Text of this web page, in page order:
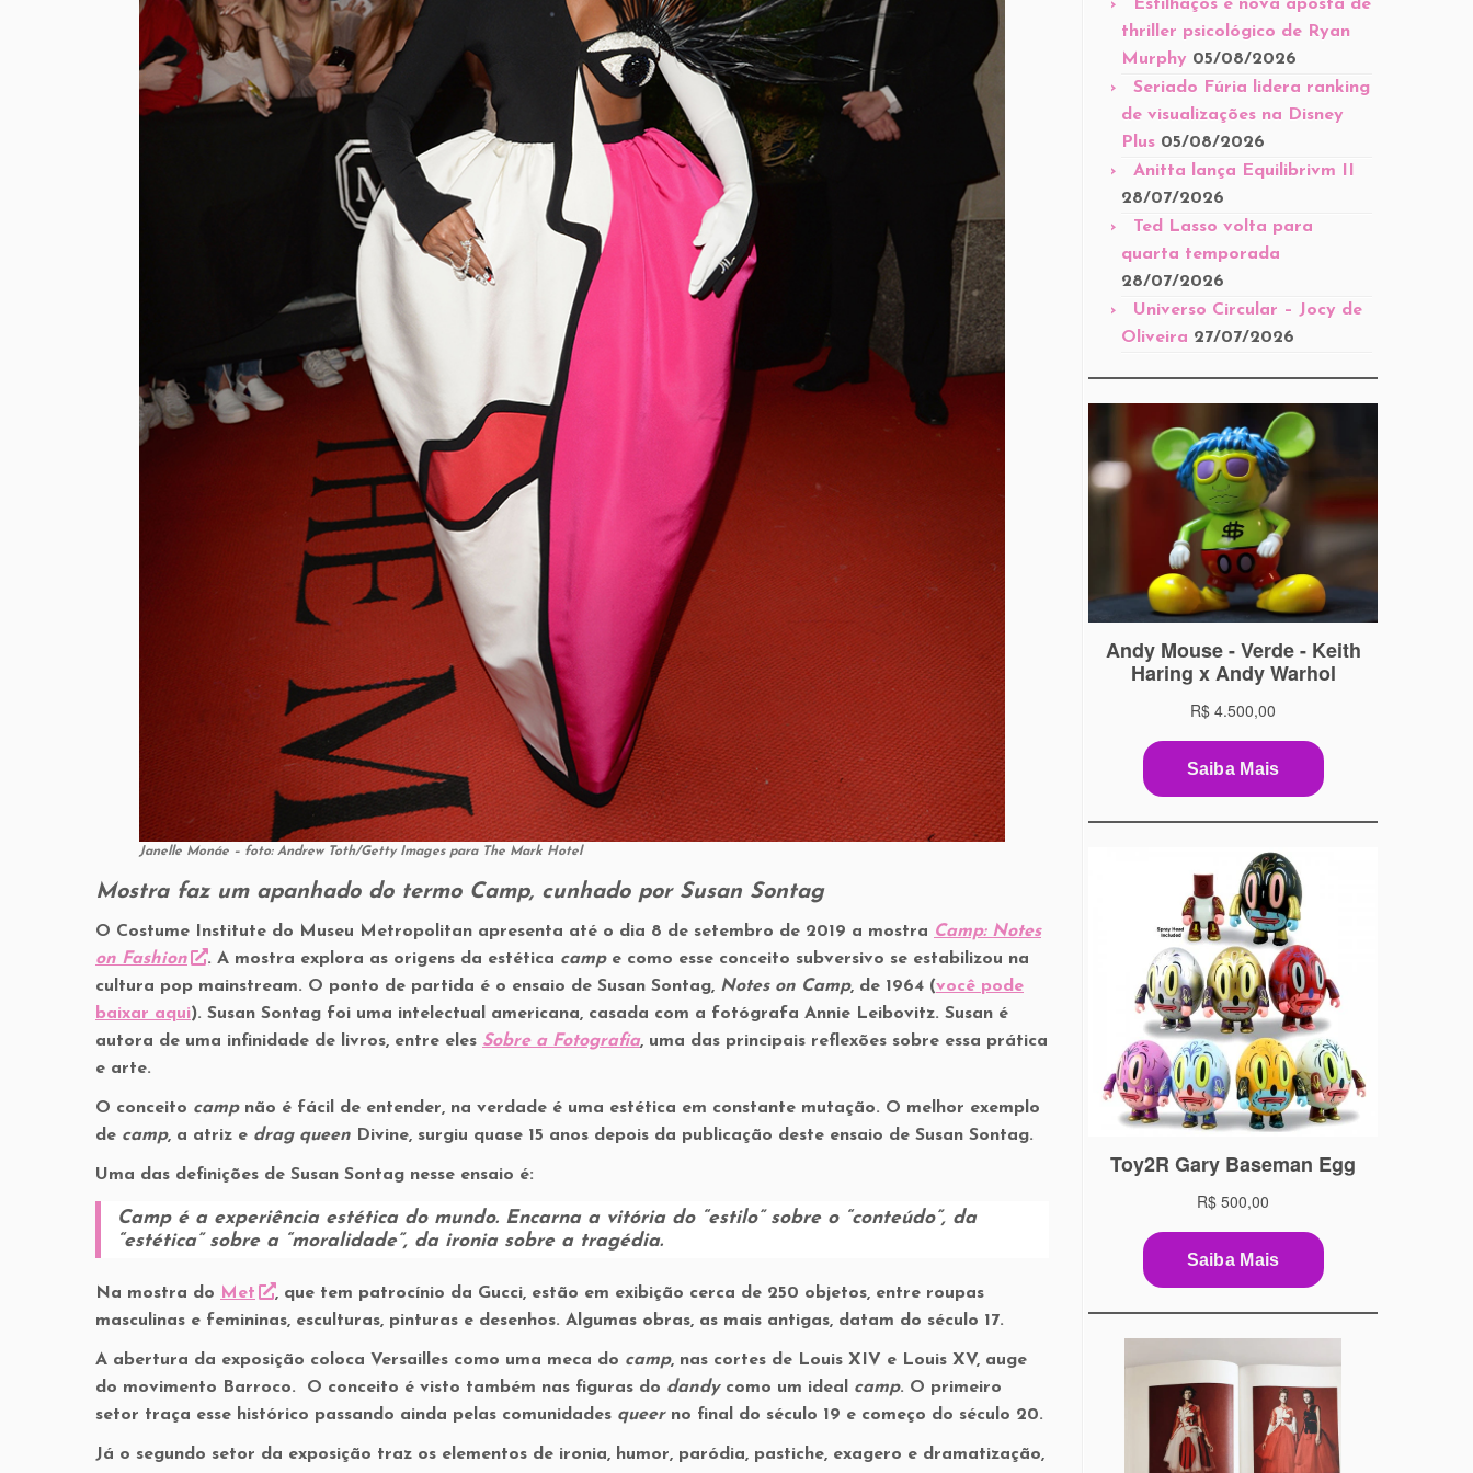
Janelle Monáe – foto: Andrew Toth/Getty Images para The Mark Hotel
Mostra faz um apanhado do termo Camp, cunhado por Susan Sontag
O Costume Institute do Museu Metropolitan apresenta até o dia 8 de setembro de 2019 a mostra Camp: Notes
on Fashion
. A mostra explora as origens da estética campe como esse conceito subversivo se estabilizou na
cultura pop mainstream. O ponto de partida é o ensaio de Susan Sontag, Notes on Camp, de 1964 (você pode
baixar aqui). Susan Sontag foi uma intelectual americana, casada com a fotógrafa Annie Leibovitz. Susan é
autora de uma infinidade de livros, entre eles Sobre a Fotografia, uma das principais reflexões sobre essa prática
e arte.
O conceito campnão é fácil de entender, na verdade é uma estética em constante mutação. O melhor exemplo
de camp, a atriz e drag queen Divine, surgiu quase 15 anos depois da publicação deste ensaio de Susan Sontag.
Uma das definições de Susan Sontag nesse ensaio é:
Campé a experiência estética do mundo. Encarna a vitória do “estilo” sobre o “conteúdo”, da
“estética” sobre a “moralidade”, da ironia sobre a tragédia.
Na mostra do Met
, que tem patrocínio da Gucci, estão em exibição cerca de 250 objetos, entre roupas
masculinas e femininas, esculturas, pinturas e desenhos. Algumas obras, as mais antigas, datam do século 17.
A abertura da exposição coloca Versailles como uma meca do camp, nas cortes de Louis XIV e Louis XV, auge
do movimento Barroco. O conceito é visto também nas figuras do dandycomo um ideal camp. O primeiro
setor traça esse histórico passando ainda pelas comunidades queerno final do século 19 e começo do século 20.
Já o segundo setor da exposição traz os elementos de ironia, humor, paródia, pastiche, exagero e dramatização,
Estilhaços é nova aposta de
thriller psicológico de Ryan
Murphy 05/08/2026
Seriado Fúria lidera ranking
de visualizações na Disney
Plus 05/08/2026
Anitta lança Equilibrivm II
28/07/2026
Ted Lasso volta para
quarta temporada
28/07/2026
Universo Circular – Jocy de
Oliveira 27/07/2026